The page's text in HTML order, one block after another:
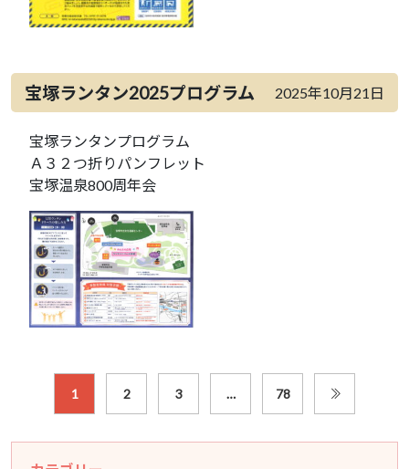
宝塚ランタン2025プログラム 2025年10月21日
宝塚ランタンプログラム
Ａ３２つ折りパンフレット
宝塚温泉800周年会
1 2 3 … 78